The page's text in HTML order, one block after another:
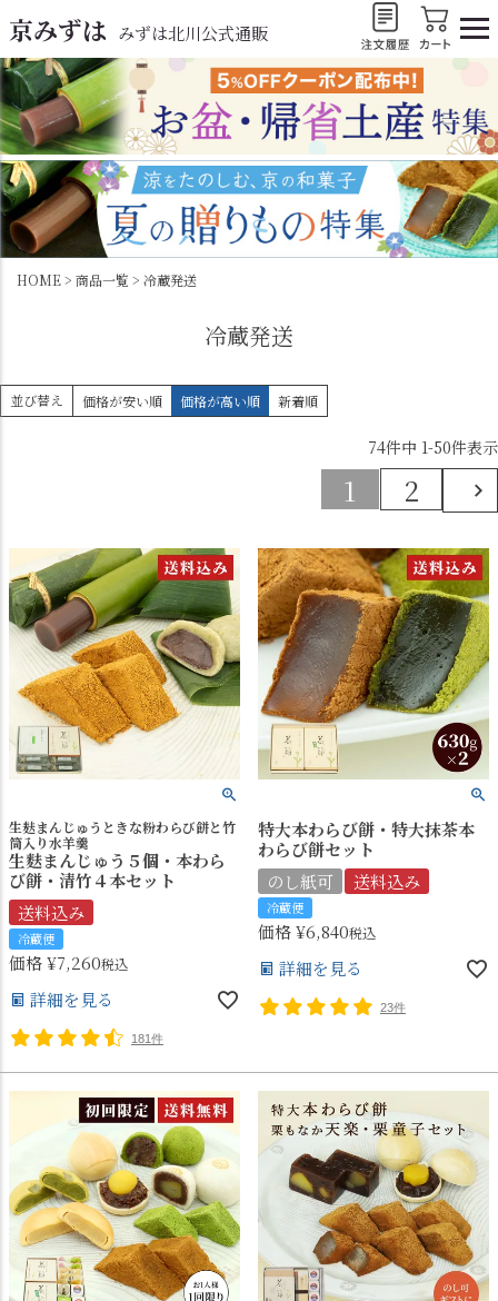
京みずは みずは北川公式通販
HOME 商品一覧 冷蔵発送
冷蔵発送
並び替え 価格が安い順 価格が高い順 新着順
74件中 1-50件表示
1 2
生麸まんじゅうときな粉わらび餅と竹
筒入り水羊羹
生麩まんじゅう５個・本わら
び餅・清竹４本セット
送料込み
冷蔵便
価格¥7,260税込
詳細を見る
181件
特大本わらび餅・特大抹茶本
わらび餅セット
のし紙可
送料込み
冷蔵便
価格¥6,840税込
詳細を見る
23件